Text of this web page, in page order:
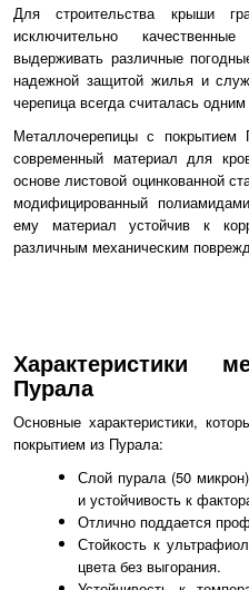
Для строительства крыши
исключительно
выдерживать различные
надежной защитой жилья и
черепица всегда считалась
Металлочерепицы с
современный материал для
основе листовой оцинкованной
модифицированный
ему материал устойчив к
различным механическим
Характеристики
Пурала
Основные характеристики,
покрытием из Пурала:
Слой пурала (50
и устойчивость к
Отлично поддается
Стойкость к
цвета без выгорания.